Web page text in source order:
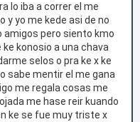
lo iba a correr el me
y yo me kede asi de no
amigos pero siento kmo
konosio a una chava
selos o pra ke x ke
sabe mentir el me gana
me regala cosas me
me hase reir kuando
ke se fue muy triste x